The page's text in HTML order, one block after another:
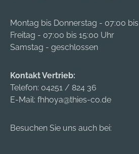
Montag bis Donnerstag - 07:00
Freitag - 07:00 bis 15:00 Uhr
Samstag - geschlossen
Kontakt Vertrieb:
Telefon: 04251 / 824 36
E-Mail: fhhoya@thies-co.de
Besuchen Sie uns auch bei: